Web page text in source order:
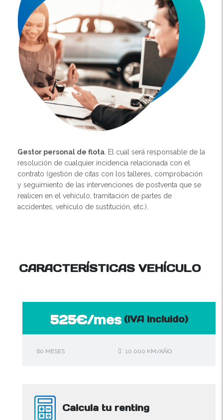
Gestor personal de flota . El cual será responsable de la
resolución de cualquier incidencia relacionada con el
contrato (gestión de citas con los talleres, comprobación
y seguimiento de las intervenciones de postventa que se
realicen en el vehículo, tramitación de partes de
accidentes, vehículo de sustitución, etc.).
CARACTERÍSTICAS VEHÍCULO
525€/mes(IVA incluido)
60 MESES 10.000 KM/AÑO
Calcula tu renting